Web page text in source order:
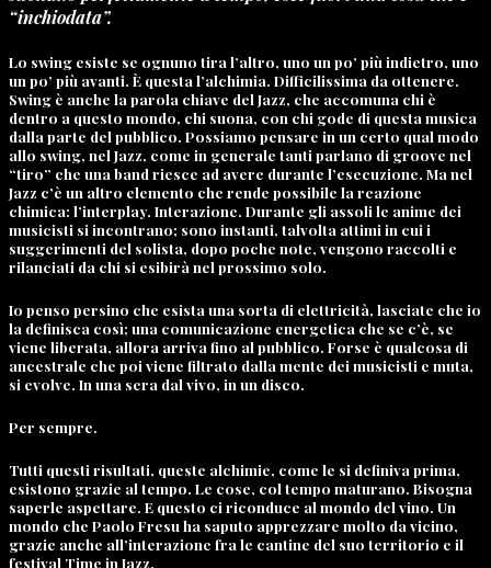
“inchiodata”.
Lo swing esiste se ognuno tira l’altro, uno un po’ più indietro, uno
un po’ più avanti. È questa l’alchimia. Difficilissima da ottenere.
Swing è anche la parola chiave del Jazz, che accomuna chi è
dentro a questo mondo, chi suona, con chi gode di questa musica
dalla parte del pubblico. Possiamo pensare in un certo qual modo
allo swing, nel Jazz, come in generale tanti parlano di groove nel
“tiro” che una band riesce ad avere durante l’esecuzione. Ma nel
Jazz c’è un altro elemento che rende possibile la reazione
chimica: l’interplay. Interazione. Durante gli assoli le anime dei
musicisti si incontrano; sono instanti, talvolta attimi in cui i
suggerimenti del solista, dopo poche note, vengono raccolti e
rilanciati da chi si esibirà nel prossimo solo.
Io penso persino che esista una sorta di elettricità, lasciate che io
la definisca così; una comunicazione energetica che se c’è, se
viene liberata, allora arriva fino al pubblico. Forse è qualcosa di
ancestrale che poi viene filtrato dalla mente dei musicisti e muta,
si evolve. In una sera dal vivo, in un disco.
Per sempre.
Tutti questi risultati, queste alchimie, come le si definiva prima,
esistono grazie al tempo. Le cose, col tempo maturano. Bisogna
saperle aspettare. E questo ci riconduce al mondo del vino. Un
mondo che Paolo Fresu ha saputo apprezzare molto da vicino,
grazie anche all’interazione fra le cantine del suo territorio e il
festival Time in Jazz.